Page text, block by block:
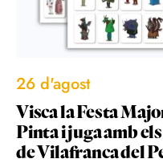
26 d'agost
Visca la Festa
Pinta i juga amb
de Vilafranca del